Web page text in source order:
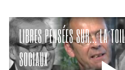
LIBRES PENSÉES SUR… LA
SOCIAUX